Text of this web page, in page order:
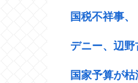
国税不祥事
デニー、辺野
国家予算が